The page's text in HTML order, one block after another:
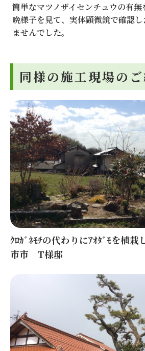
簡単なマツノザイセンチュウの有
晩様子を見て、実体顕微鏡で確認
ませんでした。
同様の施工現場の
ｸﾛｶﾞﾈﾓﾁの代わりにｱｵﾀﾞﾓを植
市市 T様邸